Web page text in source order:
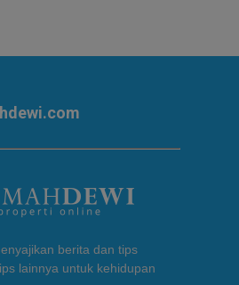
berita dan tips
lainnya untuk kehidupan